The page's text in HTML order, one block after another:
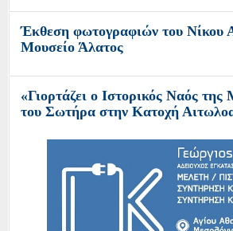
Έκθεση φωτογραφιών του Νίκου
Μουσείο Άλατος
«Γιορτάζει ο Ιστορικός Ναός
του Σωτήρα στην Κατοχή